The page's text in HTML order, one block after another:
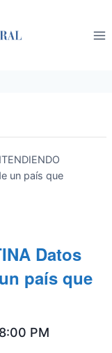
un país que
Datos
país que
8:00 PM